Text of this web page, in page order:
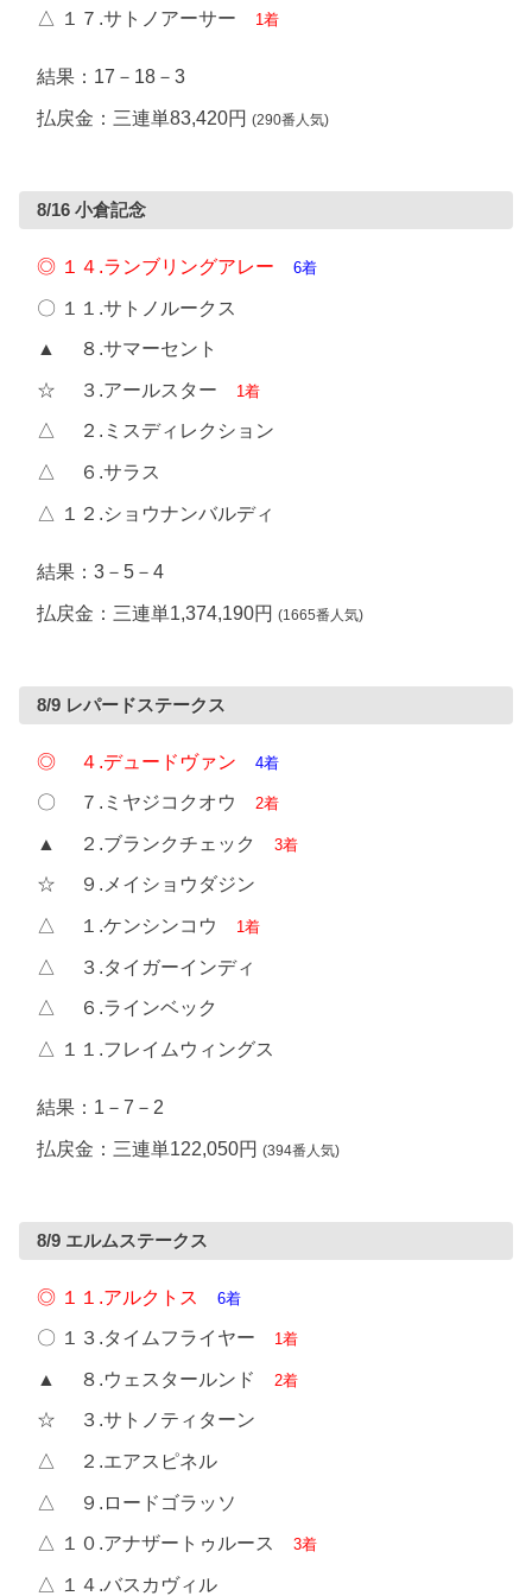
△ １７.サトノアーサー 1着
結果：17－18－3
払戻金：三連単83,420円(290番人気)
8/16 小倉記念
◎ １４.ランブリングアレー 6着
〇 １１.サトノルークス
▲ ８.サマーセント
☆ ３.アールスター 1着
△ ２.ミスディレクション
△ ６.サラス
△ １２.ショウナンバルディ
結果：3－5－4
払戻金：三連単1,374,190円(1665番人気)
8/9 レパードステークス
◎ ４.デュードヴァン 4着
〇 ７.ミヤジコクオウ 2着
▲ ２.ブランクチェック3着
☆ ９.メイショウダジン
△ １.ケンシンコウ 1着
△ ３.タイガーインディ
△ ６.ラインベック
△ １１.フレイムウィングス
結果：1－7－2
払戻金：三連単122,050円(394番人気)
8/9 エルムステークス
◎ １１.アルクトス 6着
〇 １３.タイムフライヤー 1着
▲ ８.ウェスタールンド 2着
☆ ３.サトノティターン
△ ２.エアスピネル
△ ９.ロードゴラッソ
△ １０.アナザートゥルース3着
△ １４.バスカヴィル